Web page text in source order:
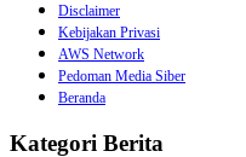
Disclaimer
Kebijakan Privasi
AWS Network
Pedoman Media Siber
Beranda
Kategori Berita